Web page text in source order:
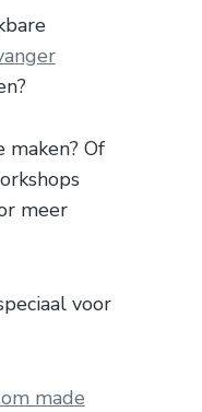
Of
meer
voor
made